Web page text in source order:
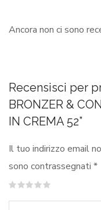
Ancora non ci sono
Recensisci per
BRONZER &
IN CREMA 52”
Il tuo indirizzo email
sono contrassegnati *